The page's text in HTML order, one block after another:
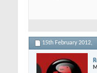
15th February 2012,